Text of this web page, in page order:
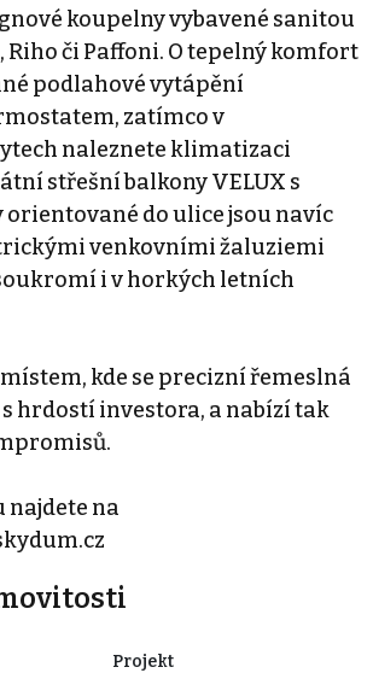
koupelny vybavené sanitou
Riho či Paffoni. O tepelný komfort
podlahové vytápění
zatímco v
naleznete klimatizaci
střešní balkony VELUX s
do ulice jsou navíc
venkovními žaluziemi
i v horkých letních
kde se precizní řemeslná
hrdostí investora, a nabízí tak
najdete na
Projekt